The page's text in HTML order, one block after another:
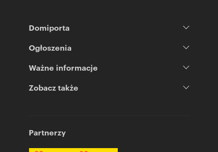
Domiporta
Ogłoszenia
Ważne informacje
Zobacz także
Partnerzy